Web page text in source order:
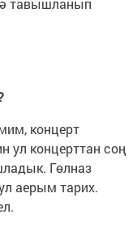
тавышланып
концерт
концерттан соң
Гөлназ
аерым тарих.